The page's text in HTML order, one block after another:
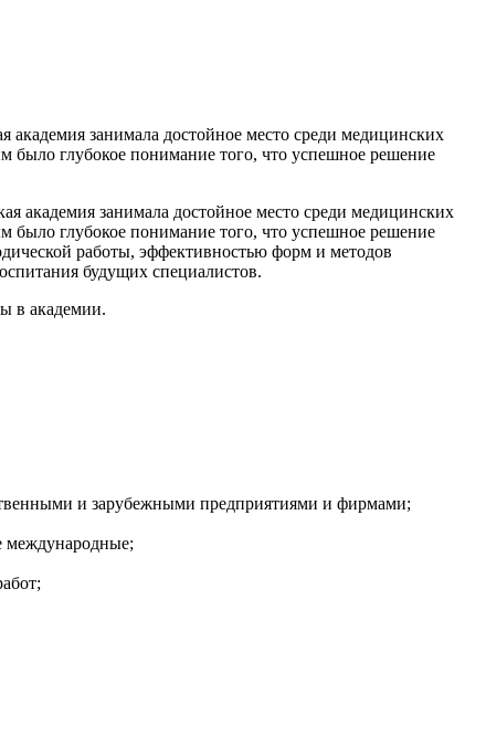
академия занимала достойное место среди медицинских
было глубокое понимание того, что успешное решение
академия занимала достойное место среди медицинских
было глубокое понимание того, что успешное решение
работы, эффективностью форм и методов
будущих специалистов.
в академии.
и зарубежными предприятиями и фирмами;
международные;